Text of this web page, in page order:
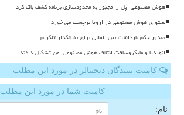
هوش مصنوعی اپل را مجبور به محدودسازی برنامه کشف باگ کرد
محتوای هوش مصنوعی در اروپا برچسب می خورد
صدور حکم بازداشت بین المللی برای بنیانگذار تلگرام
انویدیا و مایکروسافت ائتلاف هوش مصنوعی امن تشکیل دادند
کامنت بینندگان دیجیتالر در مورد این مطلب
کامنت شما در مورد این مطلب
نام: